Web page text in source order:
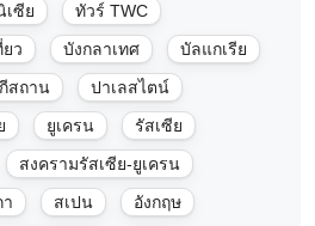
เซีย
ทัวร์ TWC
ยว บังกลาเทศ
บัลแกเรีย
สถาน
ปาเลสไตน์
ยูเครน
รัสเซีย
สงครามรัสเซีย-ยูเครน
สเปน
อังกฤษ